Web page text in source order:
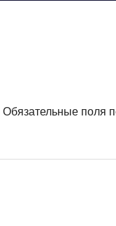
Обязательные поля